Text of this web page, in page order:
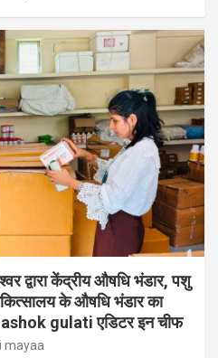
द्वारा केंद्रीय औषधि भंडार, पशु
के औषधि भंडार का
ashok gulati एडिटर इन चीफ
mayaa